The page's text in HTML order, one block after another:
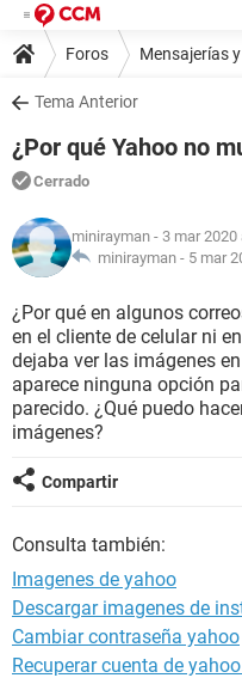
Foros Mensajerías
Tema Anterior
¿Por qué Yahoo no
Cerrado
minirayman - 3 mar 2020
minirayman - 5 mar
¿Por qué en algunos
en el cliente de celular ni
dejaba ver las imágenes
aparece ninguna opción
parecido. ¿Qué puedo
imágenes?
Compartir
Consulta también:
Imagenes de yahoo
Descargar imagenes de
Cambiar contraseña yahoo
Recuperar cuenta de